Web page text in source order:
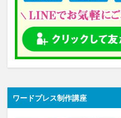
ワードプレス制作講座